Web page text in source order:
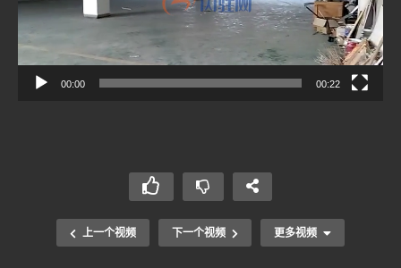
00:00 00:22
上一个视频 下一个视频 更多视频